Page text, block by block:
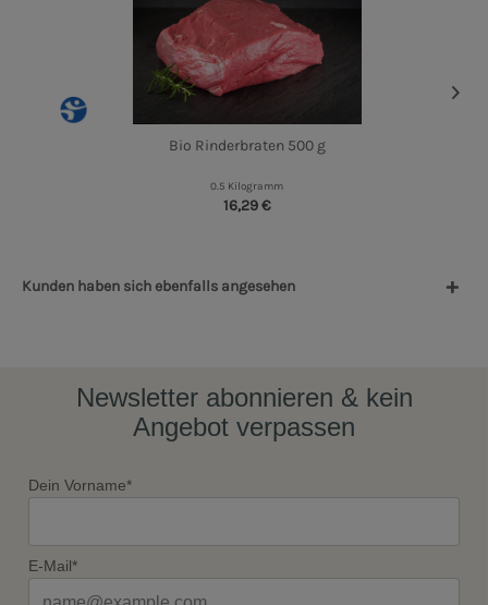
Bio Rinderbraten 500 g
0.5 Kilogramm
16,29 €
Kunden haben sich ebenfalls angesehen
Newsletter abonnieren & kein
Angebot verpassen
Dein Vorname*
E-Mail*